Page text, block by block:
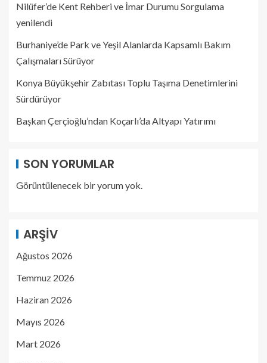
Nilüfer’de Kent Rehberi ve İmar Durumu Sorgulama
yenilendi
Burhaniye’de Park ve Yeşil Alanlarda Kapsamlı Bakım
Çalışmaları Sürüyor
Konya Büyükşehir Zabıtası Toplu Taşıma Denetimlerini
Sürdürüyor
Başkan Çerçioğlu’ndan Koçarlı’da Altyapı Yatırımı
SON YORUMLAR
Görüntülenecek bir yorum yok.
ARŞIV
Ağustos 2026
Temmuz 2026
Haziran 2026
Mayıs 2026
Mart 2026